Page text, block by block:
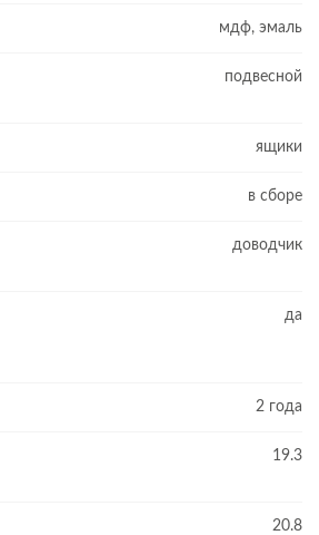
мдф, эмаль
подвесной
ящики
в сборе
доводчик
да
2 года
19.3
20.8